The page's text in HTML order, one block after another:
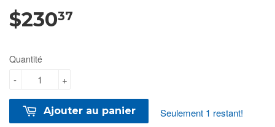
$23037
Quantité
+
-
Ajouter au panier Seulement 1 restant!